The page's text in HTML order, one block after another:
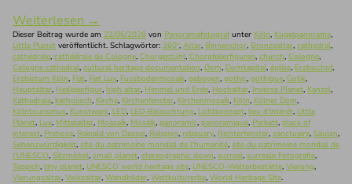
Weiterlesen →
Dieser Beitrag wurde am 22/06/2026 von Panoramafotografunter Köln, Kugelpanorama,
Little Planet veröffentlicht. Schlagwörter: 360°, Altar, Binnenchor, Bronzealtar, cathedral,
cathédrale, cathédrale de Cologne, Chorgestühl, Chorpfeilerfiguren, church, Cologne,
Cologne cathedral, cultural heritage documentation, Dom, Domkapitel, église, Erzbischof,
Erzbistum Köln, Fiat, Fiat Lux, Fussbodenmosaik, gebogen, gothic, gothique, Gotik,
Hauptaltar, Heiligenfigur, high altar, Himmel und Erde, Hochaltar, Inverse Planet, Kanzel,
Kathedrale, katholisch, Kirche, Kirchenfenster, Kirchenmosaik, Köln, Kölner Dom,
Kölntourismus, Kunstwerk, LED, LED-Beleuchtung, Lichtkonzept, lieu d'intérêt, Little
Planet, Lux, Mittelalter, Moasaik, Mosaik, panoramic, panoramique, Parkett, place of
interest, Pretiosa, Rainald von Dassel, Religion, reliquary, Richterfenster, sanctuaire, Säulen,
Sehenswürdigkeit, site du patrimoine mondial de l'humanité, site du patrimoine mondial de
l'UNESCO, Sitzmöbel, small planet, stereographic down, surreal, surreale Fotografie,
Teppich, tiny planet, UNESCO world heritage site, UNESCO-Welterbestätte, Vierung,
Vierungsaltar, Volksaltar, Wandbilder, Weltkulturerbe, World Heritage Site.